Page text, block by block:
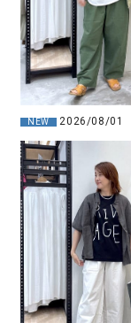
NEW 2026/08/01